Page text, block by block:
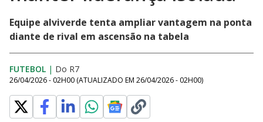
Equipe alviverde tenta ampliar vantagem na ponta
diante de rival em ascensão na tabela
FUTEBOL | Do R7
26/04/2026 - 02H00 (ATUALIZADO EM 26/04/2026 - 02H00)